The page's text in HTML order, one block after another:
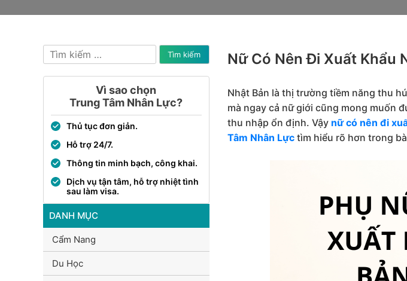
Tìm
kiếm
cho:
Vì sao chọn
Trung Tâm Nhân Lực?
Thủ tục đơn giản.
Hỗ trợ 24/7.
Thông tin minh bạch, công khai.
Dịch vụ tận tâm, hỗ trợ nhiệt tình
sau làm visa.
DANH MỤC
Cẩm Nang
Du Học
Nữ Có Nên Đi Xuất Khẩu
Nhật Bản là thị trường tiềm năng thu
mà ngay cả nữ giới cũng mong muốn
thu nhập ổn định. Vậy nữ có nên đi
Tâm Nhân Lựctìm hiểu rõ hơn trong